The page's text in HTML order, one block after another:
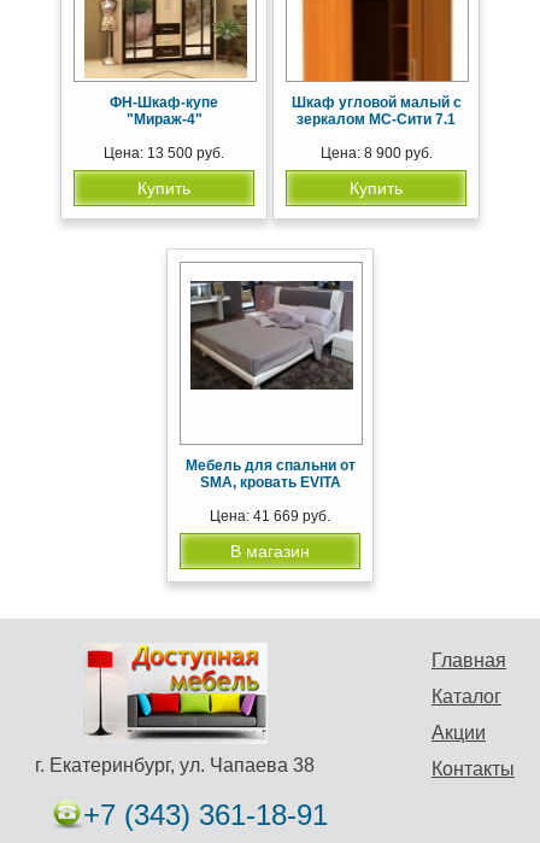
ФН-Шкаф-купе
"Мираж-4"
Цена: 13 500 руб.
Купить
Шкаф угловой малый с
зеркалом МС-Сити 7.1
Цена: 8 900 руб.
Купить
Мебель для спальни от
SMA, кровать EVITA
Цена: 41 669 руб.
В магазин
Главная
Каталог
Акции
Контакты
г. Екатеринбург, ул. Чапаева 38
+7 (343) 361-18-91